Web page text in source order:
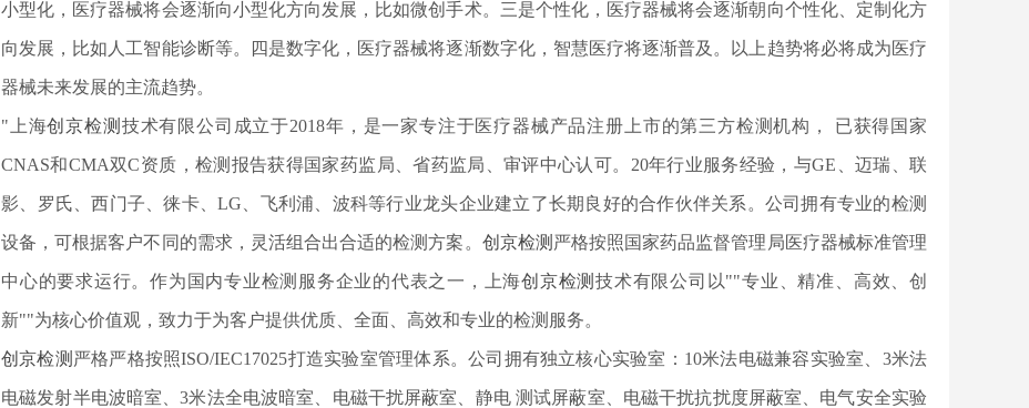
小型化，医疗器械将会逐渐向小型化方向发展，比如微创手术。三是个性化，医疗器械将会逐渐朝向个性化、定制化方
向发展，比如人工智能诊断等。四是数字化，医疗器械将逐渐数字化，智慧医疗将逐渐普及。以上趋势将必将成为医疗
器械未来发展的主流趋势。
"上海创京检测 技术有限公司成立于2018年，是一家专注于医疗器械产品注册上市的第三方检测机构， 已获得国家
CNAS和CMA双C资质，检测报告获得国家药监局、省药监局、审评中心认可。20年行业服务经验，与GE、迈瑞、联
影、罗氏、西门子、徕卡、LG、飞利浦、波科等行业龙头企业建立了长期良好的合作伙伴关系。公司拥有专业的检测
设备，可根据客户不同的需求，灵活组合出合适的检测方案。 创京检测 严格按照国家药品监督管理局医疗器械标准管理
中心的要求运行。作为国内专业检测服务企业的代表之一，上海创京检测技术有限公司以""专业、精准、高效、创
新""为核心价值观，致力于为客户提供优质、全面、高效和专业的检测服务。
创京检测 严格严格按照ISO/IEC17025打造实验室管理体系。公司拥有独立核心实验室：10米法电磁兼容实验室、3米法
电磁发射半电波暗室、3米法全电波暗室、电磁干扰屏蔽室、静电 测试屏蔽室、电磁干扰抗扰度屏蔽室、电气安全实验